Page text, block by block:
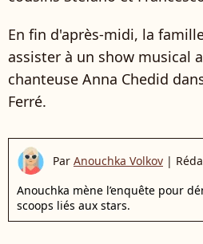
En fin d'après-midi, la
assister à un show musical
chanteuse Anna Chedid
Ferré.
Par Anouchka Volkov |
Anouchka mène l’enquête pour
scoops liés aux stars.